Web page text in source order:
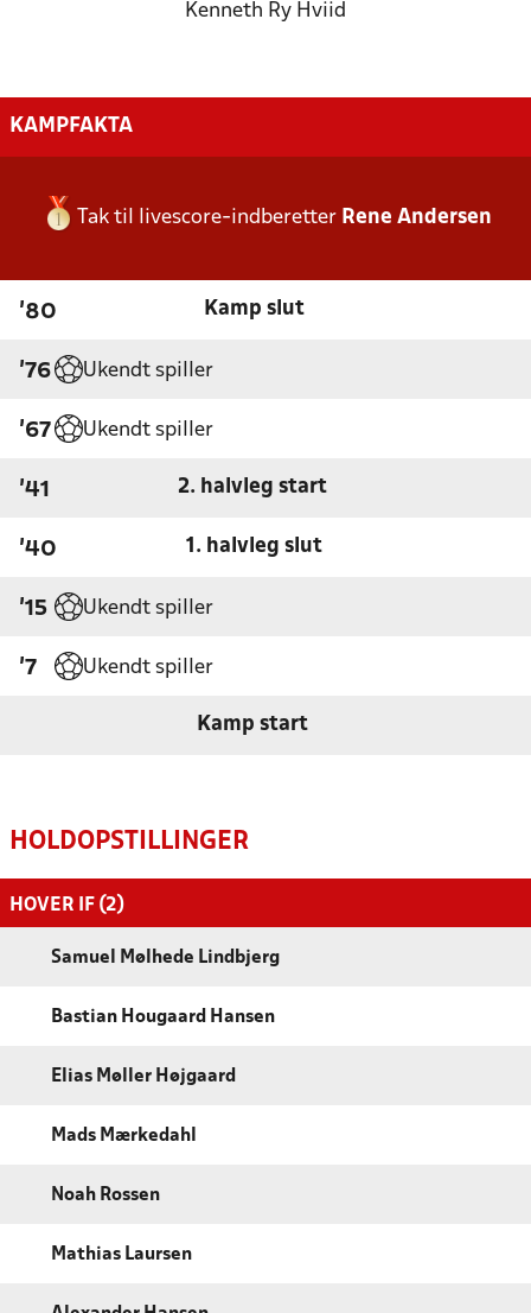
Kenneth Ry Hviid
KAMPFAKTA
Tak til livescore-indberetter Rene Andersen
'80 Kamp slut
'76 Ukendt spiller
'67 Ukendt spiller
'41 2. halvleg start
'40 1. halvleg slut
'15 Ukendt spiller
'7 Ukendt spiller
Kamp start
HOLDOPSTILLINGER
HOVER IF (2)
Samuel Mølhede Lindbjerg
Bastian Hougaard Hansen
Elias Møller Højgaard
Mads Mærkedahl
Noah Rossen
Mathias Laursen